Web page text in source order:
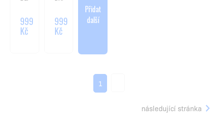
999
Kč
999
Kč
Přidat
další
1
následující stránka